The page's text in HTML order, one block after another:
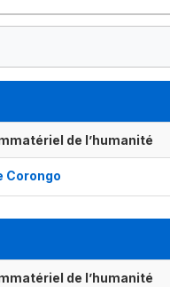
de l’humanité
Corongo
de l’humanité